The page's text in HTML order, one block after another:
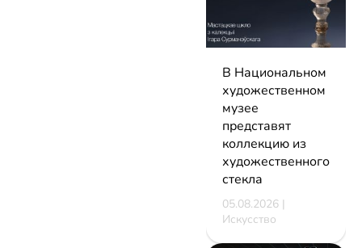
В Национальном
художественном
музее
представят
коллекцию из
художественного
стекла
05.08.2026 |
Искусство